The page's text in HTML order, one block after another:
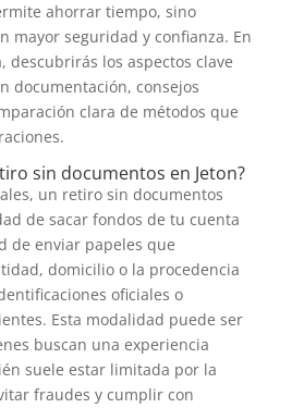
ahorrar tiempo, sino
mayor seguridad y confianza. En
descubrirás los aspectos clave
documentación, consejos
clara de métodos que
sin documentos en Jeton?
un retiro sin documentos
de sacar fondos de tu cuenta
de enviar papeles que
domicilio o la procedencia
oficiales o
Esta modalidad puede ser
buscan una experiencia
suele estar limitada por la
fraudes y cumplir con